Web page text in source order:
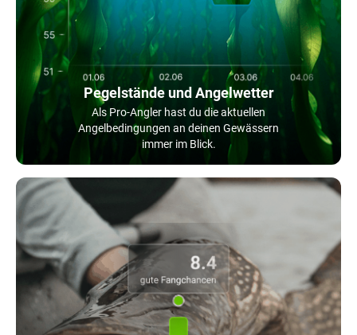
Pegelstände und Angelwetter
Als Pro-Angler hast du die aktuellen
Angelbedingungen an deinen Gewässern
immer im Blick.